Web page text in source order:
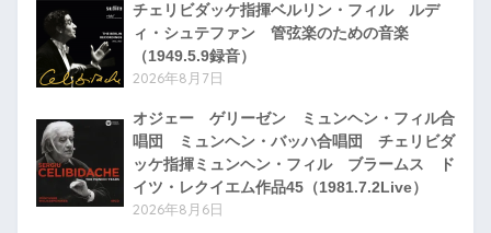
チェリビダッケ指揮ベルリン・フィル ルデ
ィ・シュテファン 管弦楽のための音楽
（1949.5.9録音）
2026年8月7日
オジェー ゲリーゼン ミュンヘン・フィル合
唱団 ミュンヘン・バッハ合唱団 チェリビダ
ッケ指揮ミュンヘン・フィル ブラームス ド
イツ・レクイエム作品45（1981.7.2Live）
2026年8月6日